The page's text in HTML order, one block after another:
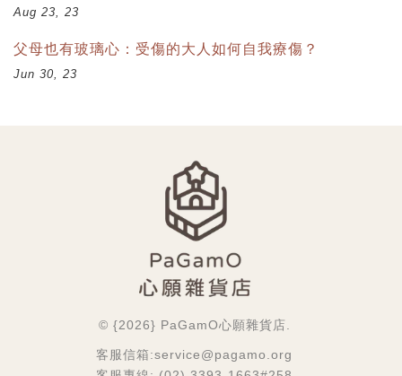
Aug 23, 23
父母也有玻璃心：受傷的大人如何自我療傷？
Jun 30, 23
© {2026} PaGamO心願雜貨店.
客服信箱:service@pagamo.org